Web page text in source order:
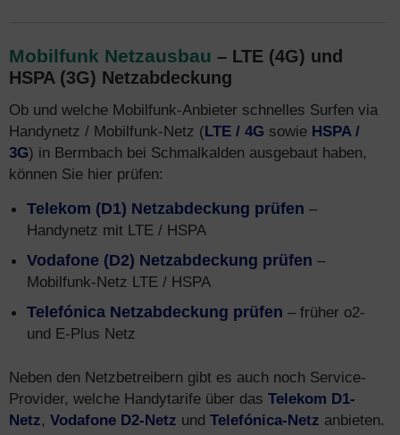
Mobilfunk Netzausbau – LTE (4G) und
HSPA (3G) Netzabdeckung
Ob und welche Mobilfunk-Anbieter schnelles Surfen via
Handynetz / Mobilfunk-Netz (LTE / 4G sowie HSPA /
3G) in Bermbach bei Schmalkalden ausgebaut haben,
können Sie hier prüfen:
Telekom (D1) Netzabdeckung prüfen –
Handynetz mit LTE / HSPA
Vodafone (D2) Netzabdeckung prüfen –
Mobilfunk-Netz LTE / HSPA
Telefónica Netzabdeckung prüfen – früher o2-
und E-Plus Netz
Neben den Netzbetreibern gibt es auch noch Service-
Provider, welche Handytarife über das Telekom D1-
Netz, Vodafone D2-Netz und Telefónica-Netz anbieten.